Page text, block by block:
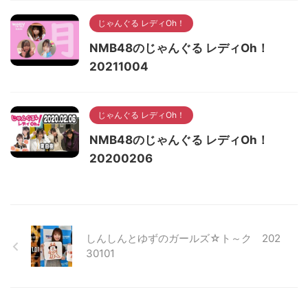
じゃんぐる レディOh！
NMB48のじゃんぐる レディOh！
20211004
じゃんぐる レディOh！
NMB48のじゃんぐる レディOh！
20200206
しんしんとゆずのガールズ☆ト～ク 202
30101